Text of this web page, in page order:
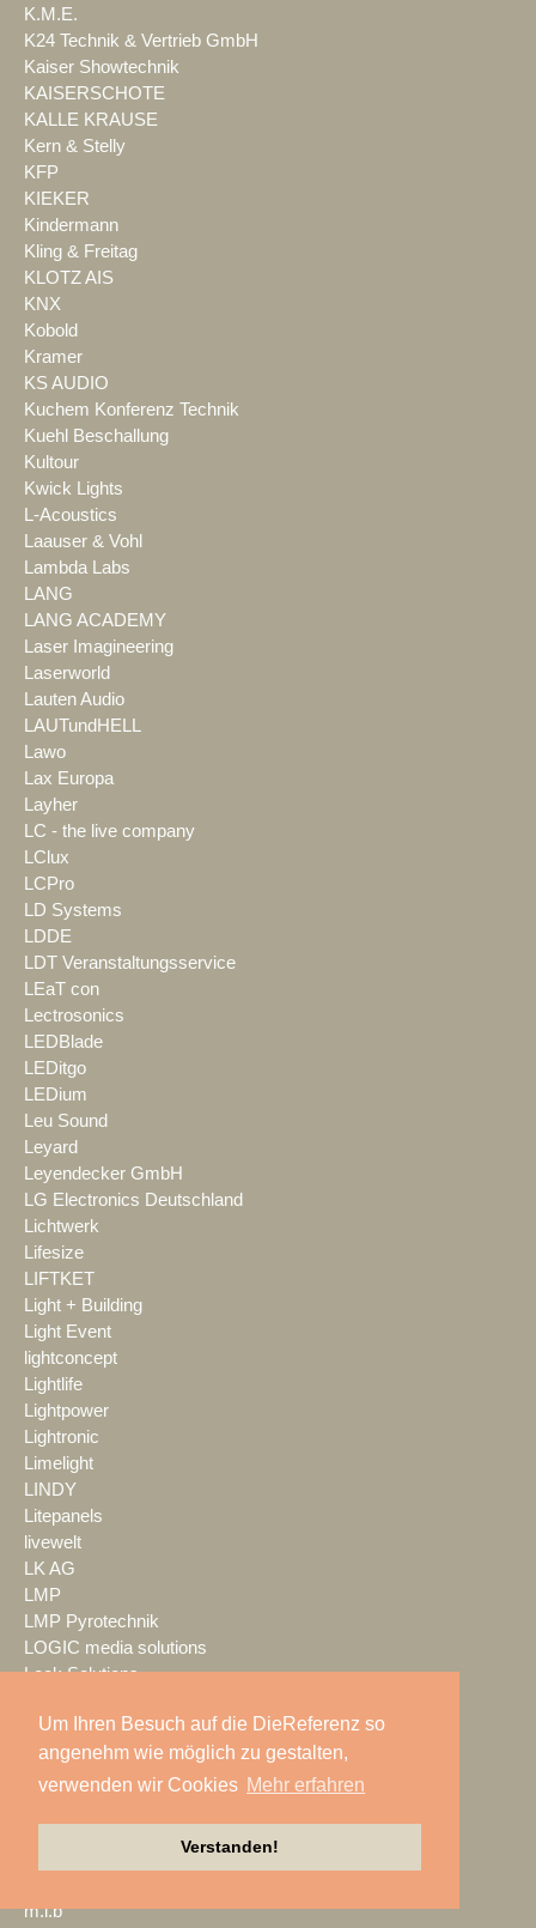
Um Ihren Besuch auf die DieReferenz so
angenehm wie möglich zu gestalten,
verwenden wir Cookies Mehr erfahren
Verstanden!
K.M.E.
K24 Technik & Vertrieb GmbH
Kaiser Showtechnik
KAISERSCHOTE
KALLE KRAUSE
Kern & Stelly
KFP
KIEKER
Kindermann
Kling & Freitag
KLOTZ AIS
KNX
Kobold
Kramer
KS AUDIO
Kuchem Konferenz Technik
Kuehl Beschallung
Kultour
Kwick Lights
L-Acoustics
Laauser & Vohl
Lambda Labs
LANG
LANG ACADEMY
Laser Imagineering
Laserworld
Lauten Audio
LAUTundHELL
Lawo
Lax Europa
Layher
LC - the live company
LClux
LCPro
LD Systems
LDDE
LDT Veranstaltungsservice
LEaT con
Lectrosonics
LEDBlade
LEDitgo
LEDium
Leu Sound
Leyard
Leyendecker GmbH
LG Electronics Deutschland
Lichtwerk
Lifesize
LIFTKET
Light + Building
Light Event
lightconcept
Lightlife
Lightpower
Lightronic
Limelight
LINDY
Litepanels
livewelt
LK AG
LMP
LMP Pyrotechnik
LOGIC media solutions
Look Solutions
loud GmbH
LTH
LTT Group
m.i.b